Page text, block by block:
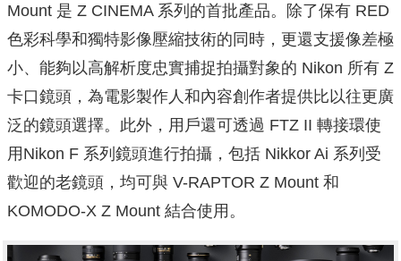
Mount 是 Z CINEMA 系列的首批產品。除了保有 RED
色彩科學和獨特影像壓縮技術的同時，更還支援像差極
小、能夠以高解析度忠實捕捉拍攝對象的 Nikon 所有 Z
卡口鏡頭，為電影製作人和內容創作者提供比以往更廣
泛的鏡頭選擇。此外，用戶還可透過 FTZ II 轉接環使
用Nikon F 系列鏡頭進行拍攝，包括 Nikkor Ai 系列受
歡迎的老鏡頭，均可與 V-RAPTOR Z Mount 和
KOMODO-X Z Mount 結合使用。